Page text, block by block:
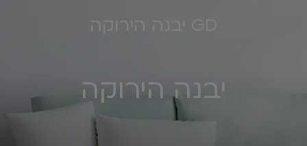
יבנה הירוקה